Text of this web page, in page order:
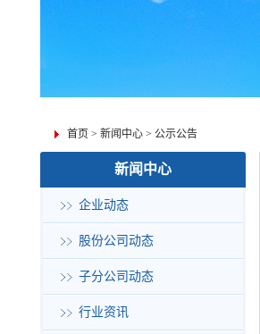
首页 > 新闻中心 > 公示公告
新闻中心
企业动态
股份公司动态
子分公司动态
行业资讯